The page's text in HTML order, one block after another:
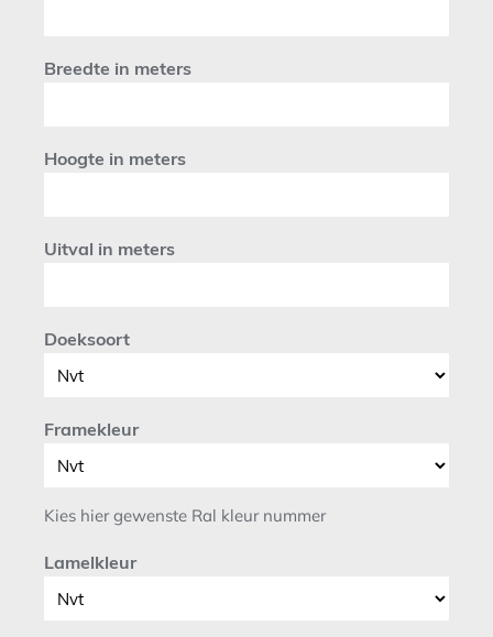
Breedte in meters
Hoogte in meters
Uitval in meters
Doeksoort
Framekleur
Kies hier gewenste Ral kleur nummer
Lamelkleur